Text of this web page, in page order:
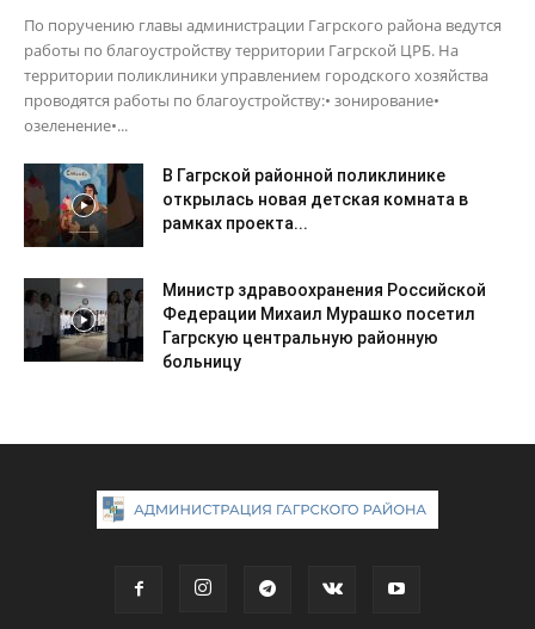
По поручению главы администрации Гагрского района ведутся
работы по благоустройству территории Гагрской ЦРБ. На
территории поликлиники управлением городского хозяйства
проводятся работы по благоустройству:• зонирование•
озеленение•...
В Гагрской районной поликлинике
открылась новая детская комната в
рамках проекта...
Министр здравоохранения Российской
Федерации Михаил Мурашко посетил
Гагрскую центральную районную
больницу